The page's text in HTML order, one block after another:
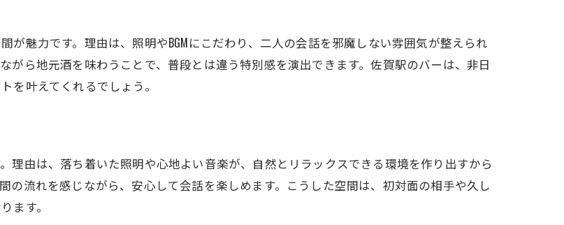
プライズ演出ができるバーの魅力
別なシーンに選びたいバー体験談
憶に残るバーのサービスとは何か
の時間を彩るバーの楽しみ方
賀駅バーで共有したい特別なひととき
話が広がるバーのアクティビティ紹介
魅力です。理由は、照明やBGMにこだわり、二人の会話を邪魔しない雰囲気が整えられ
がら地元酒を味わうことで、普段とは違う特別感を演出できます。佐賀駅のバーは、非日
を叶えてくれるでしょう。
理由は、落ち着いた照明や心地よい音楽が、自然とリラックスできる環境を作り出すから
の流れを感じながら、安心して会話を楽しめます。こうした空間は、初対面の相手や久し
ます。